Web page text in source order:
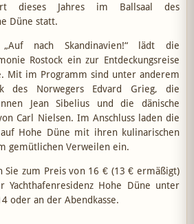
dieses Jahres im Ballsaal des
Düne statt.
nach Skandinavien!“ lädt die
Rostock ein zur Entdeckungsreise
Mit im Programm sind unter anderem
des Norwegers Edvard Grieg, die
Jean Sibelius und die dänische
Carl Nielsen. Im Anschluss laden die
Hohe Düne mit ihren kulinarischen
gemütlichen Verweilen ein.
Sie zum Preis von 16 € (13 € ermäßigt)
Yachthafenresidenz Hohe Düne unter
oder an der Abendkasse.